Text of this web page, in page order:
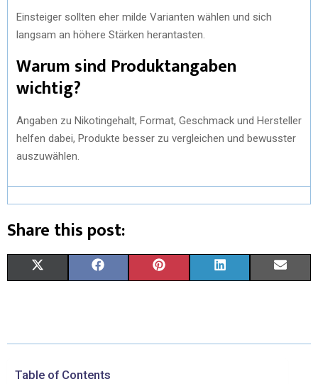
Einsteiger sollten eher milde Varianten wählen und sich
langsam an höhere Stärken herantasten.
Warum sind Produktangaben
wichtig?
Angaben zu Nikotingehalt, Format, Geschmack und Hersteller
helfen dabei, Produkte besser zu vergleichen und bewusster
auszuwählen.
Share this post:
W E T K I
Table of Contents